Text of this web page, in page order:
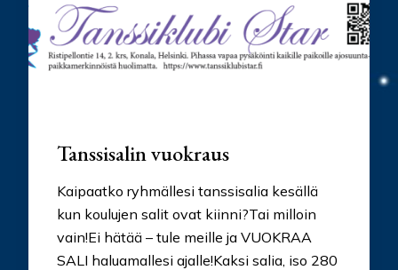
Tanssisalin vuokraus
Kaipaatko ryhmällesi tanssisalia kesällä
kun koulujen salit ovat kiinni?Tai milloin
vain!Ei hätää – tule meille ja VUOKRAA
SALI haluamallesi ajalle!Kaksi salia, iso 280